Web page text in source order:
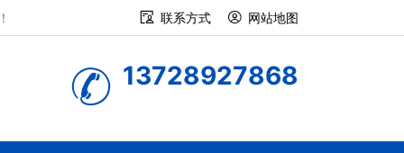
联系方式 网站地图
13728927868